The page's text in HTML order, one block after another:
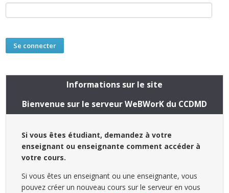
Informations sur le site
Bienvenue sur le serveur WeBWorK du CCDMD
Si vous êtes étudiant, demandez à votre
enseignant ou enseignante comment accéder à
votre cours.
Si vous êtes un enseignant ou une enseignante, vous
pouvez créer un nouveau cours sur le serveur en vous